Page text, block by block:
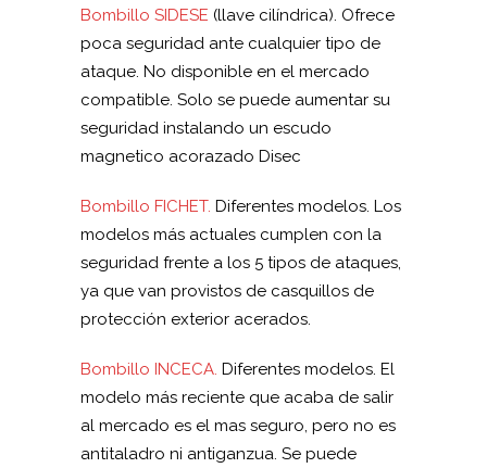
Bombillo SIDESE (llave cilíndrica). Ofrece
poca seguridad ante cualquier tipo de
ataque. No disponible en el mercado
compatible. Solo se puede aumentar su
seguridad instalando un escudo
magnetico acorazado Disec
Bombillo FICHET. Diferentes modelos. Los
modelos más actuales cumplen con la
seguridad frente a los 5 tipos de ataques,
ya que van provistos de casquillos de
protección exterior acerados.
Bombillo INCECA. Diferentes modelos. El
modelo más reciente que acaba de salir
al mercado es el mas seguro, pero no es
antitaladro ni antiganzua. Se puede